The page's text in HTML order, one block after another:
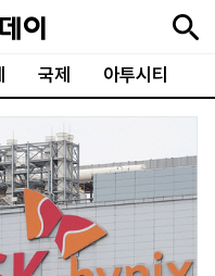
국제 아투시티